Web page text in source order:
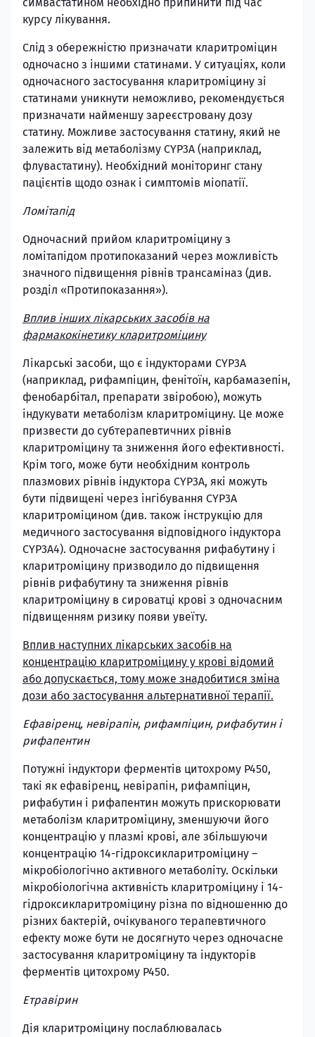
курсу лікування.
Слід з обережністю призначати кларитроміцин
одночасно з іншими статинами. У ситуаціях, коли
одночасного застосування кларитроміцину зі
статинами уникнути неможливо, рекомендується
призначати найменшу зареєстровану дозу
статину. Можливе застосування статину, який не
залежить від метаболізму CYP3A (наприклад,
флувастатину). Необхідний моніторинг стану
пацієнтів щодо ознак і симптомів міопатії.
Ломітапід
Одночасний прийом кларитроміцину з
ломітапідом протипоказаний через можливість
значного підвищення рівнів трансаміназ (див.
розділ «Протипоказання»).
Вплив інших лікарських засобів на
фармакокінетику кларитроміцину
Лікарські засоби, що є індукторами CYP3A
(наприклад, рифампіцин, фенітоїн, карбамазепін,
фенобарбітал, препарати звіробою), можуть
індукувати метаболізм кларитроміцину. Це може
призвести до субтерапевтичних рівнів
кларитроміцину та зниження його ефективності.
Крім того, може бути необхідним контроль
плазмових рівнів індуктора CYP3A, які можуть
бути підвищені через інгібування CYP3A
кларитроміцином (див. також інструкцію для
медичного застосування відповідного індуктора
CYP3A4). Одночасне застосування рифабутину і
кларитроміцину призводило до підвищення
рівнів рифабутину та зниження рівнів
кларитроміцину в сироватці крові з одночасним
підвищенням ризику появи увеїту.
Вплив наступних лікарських засобів на
концентрацію кларитроміцину у крові відомий
або допускається, тому може знадобитися зміна
дози або застосування альтернативної терапії.
Ефавіренц, невірапін, рифампіцин, рифабутин і
рифапентин
Потужні індуктори ферментів цитохрому Р450,
такі як ефавіренц, невірапін, рифампіцин,
рифабутин і рифапентин можуть прискорювати
метаболізм кларитроміцину, зменшуючи його
концентрацію у плазмі крові, але збільшуючи
концентрацію 14-гідроксикларитроміцину –
мікробіологічно активного метаболіту. Оскільки
мікробіологічна активність кларитроміцину і 14-
гідроксикларитроміцину різна по відношенню до
різних бактерій, очікуваного терапевтичного
ефекту може бути не досягнуто через одночасне
застосування кларитроміцину та індукторів
ферментів цитохрому Р450.
Етравірин
Дія кларитроміцину послаблювалась